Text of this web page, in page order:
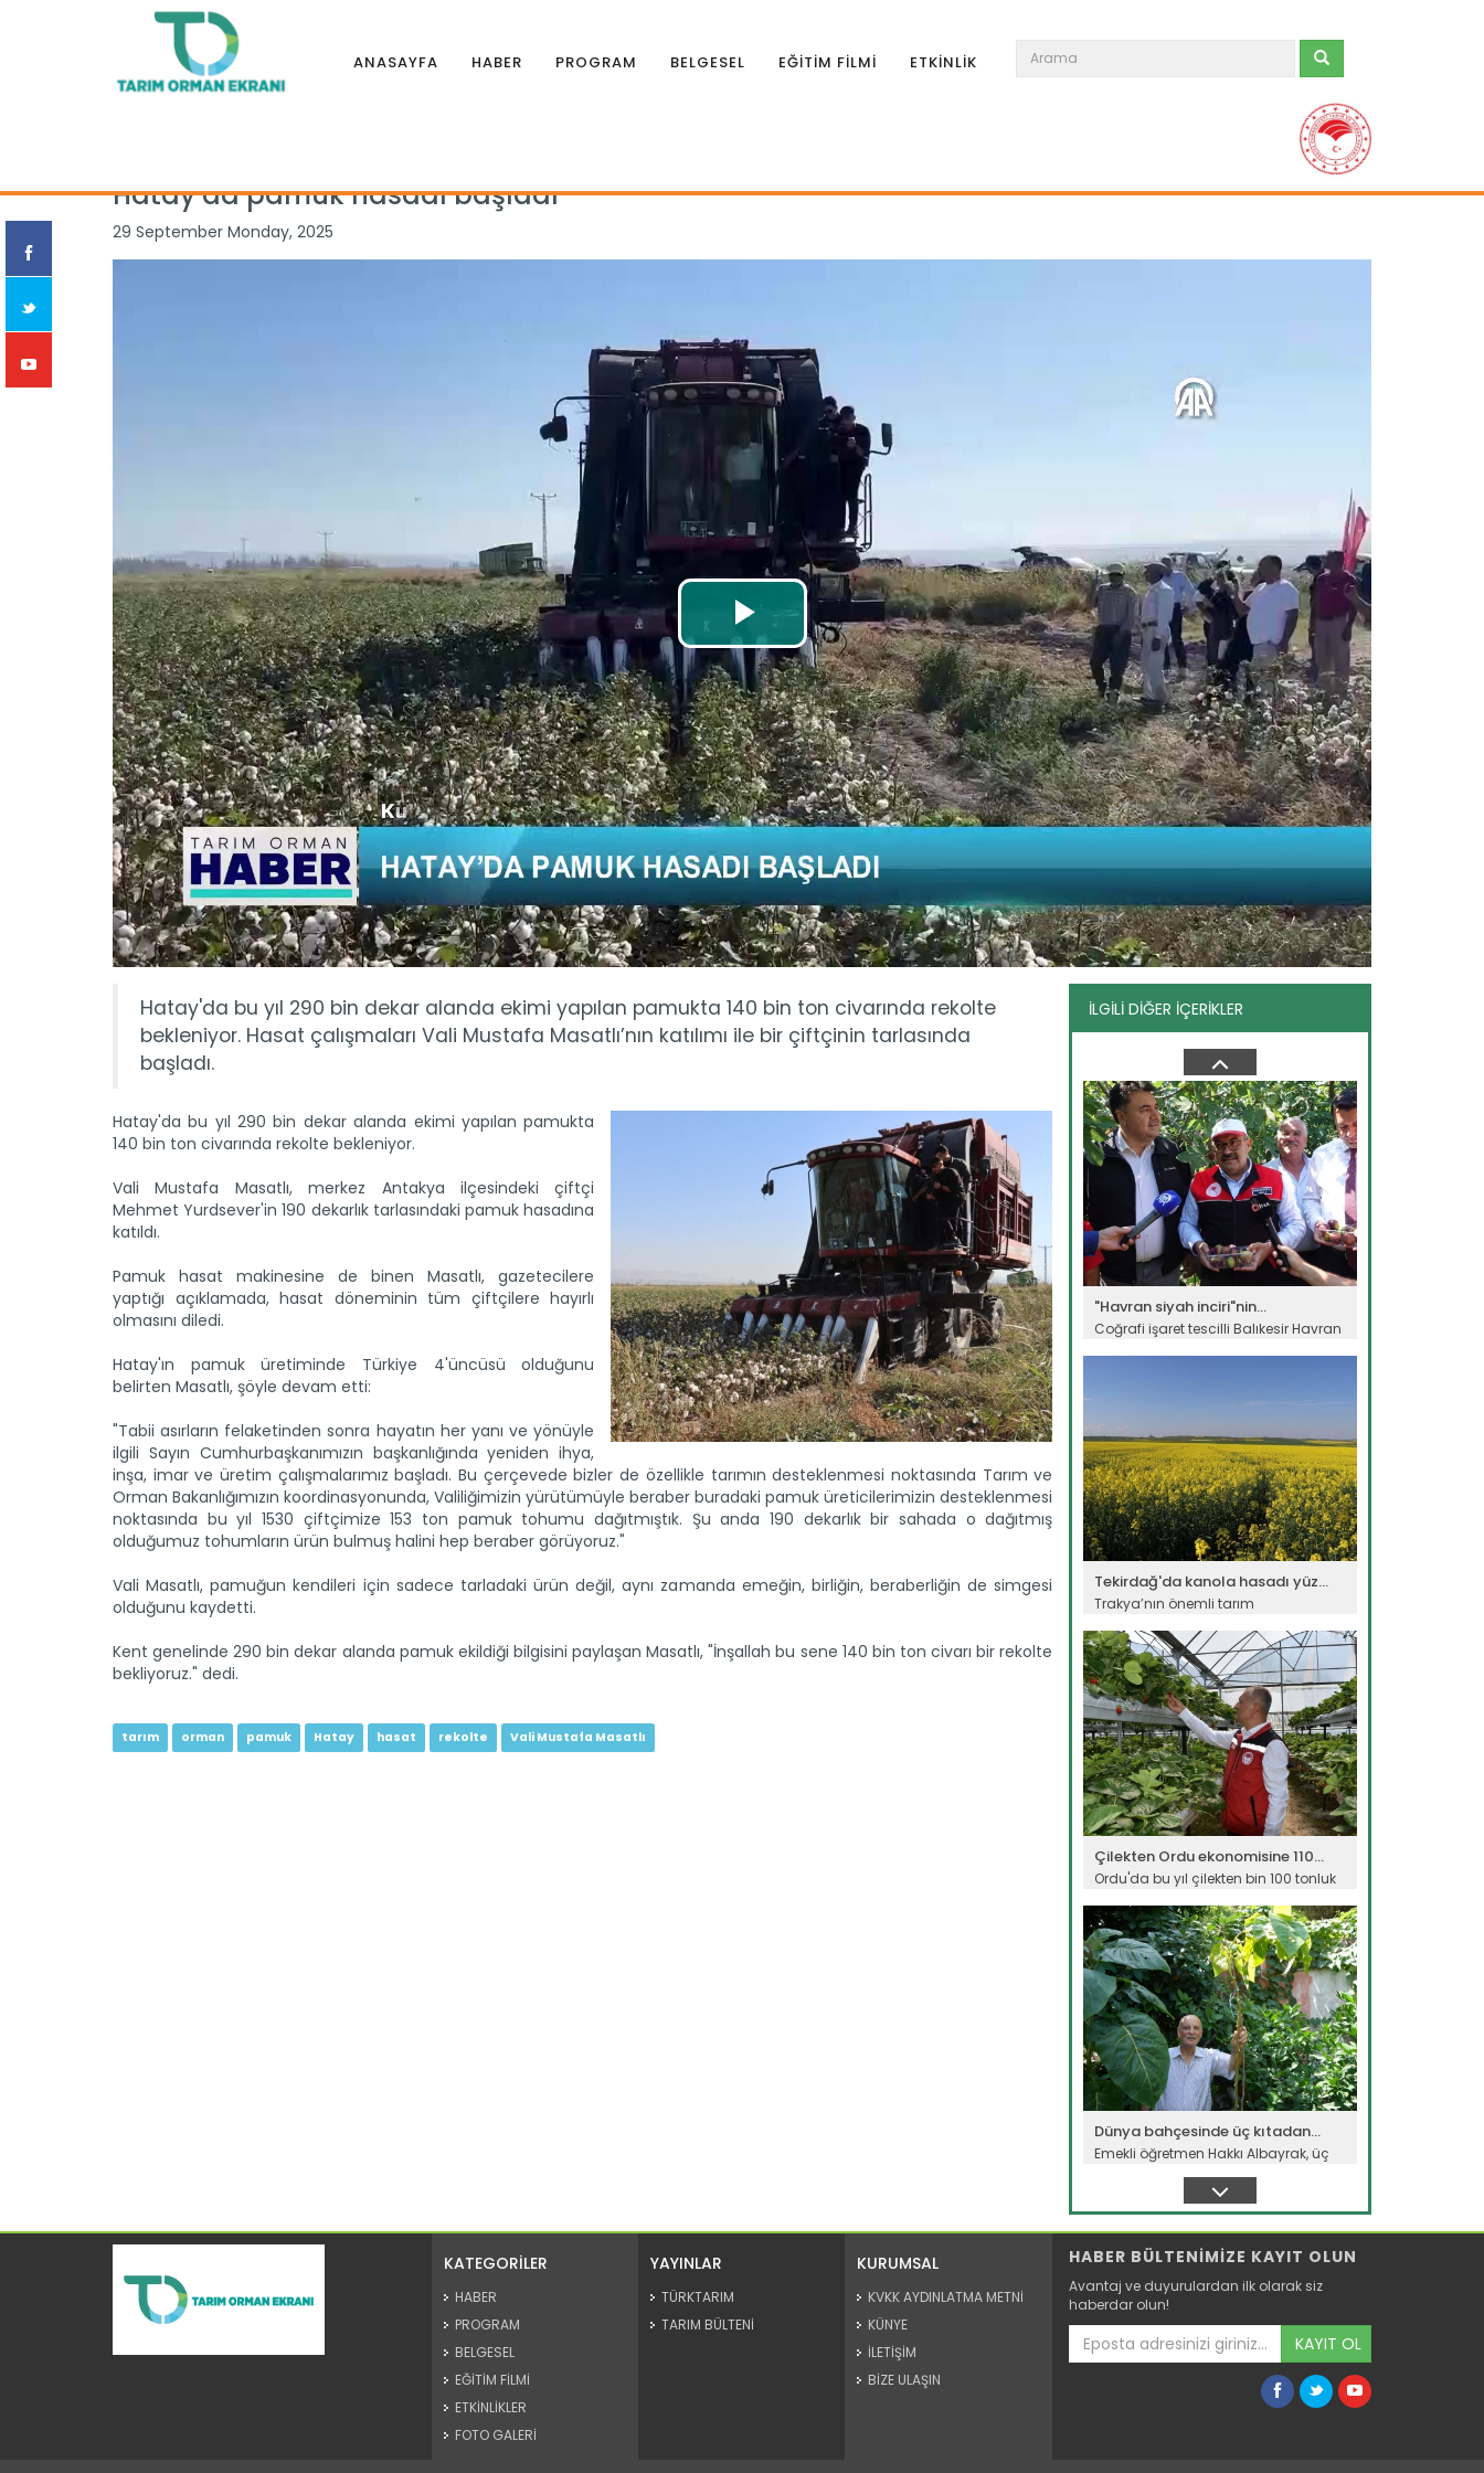
ANASAYFA HABER PROGRAM BELGESEL EĞİTİM FİLMİ ETKİNLİK
Hatay’da pamuk hasadı başladı
29 September Monday, 2025
Hatay'da bu yıl 290 bin dekar alanda ekimi yapılan pamukta 140 bin ton civarında rekolte
bekleniyor. Hasat çalışmaları Vali Mustafa Masatlı’nın katılımı ile bir çiftçinin tarlasında
başladı.
Hatay'da bu yıl 290 bin dekar alanda ekimi yapılan pamukta
140 bin ton civarında rekolte bekleniyor.
Vali Mustafa Masatlı, merkez Antakya ilçesindeki çiftçi
Mehmet Yurdsever'in 190 dekarlık tarlasındaki pamuk hasadına
katıldı.
Pamuk hasat makinesine de binen Masatlı, gazetecilere
yaptığı açıklamada, hasat döneminin tüm çiftçilere hayırlı
olmasını diledi.
Hatay'ın pamuk üretiminde Türkiye 4'üncüsü olduğunu
belirten Masatlı, şöyle devam etti:
"Tabii asırların felaketinden sonra hayatın her yanı ve yönüyle
ilgili Sayın Cumhurbaşkanımızın başkanlığında yeniden ihya,
inşa, imar ve üretim çalışmalarımız başladı. Bu çerçevede bizler de özellikle tarımın desteklenmesi noktasında Tarım ve
Orman Bakanlığımızın koordinasyonunda, Valiliğimizin yürütümüyle beraber buradaki pamuk üreticilerimizin desteklenmesi
noktasında bu yıl 1530 çiftçimize 153 ton pamuk tohumu dağıtmıştık. Şu anda 190 dekarlık bir sahada o dağıtmış
olduğumuz tohumların ürün bulmuş halini hep beraber görüyoruz."
Vali Masatlı, pamuğun kendileri için sadece tarladaki ürün değil, aynı zamanda emeğin, birliğin, beraberliğin de simgesi
olduğunu kaydetti.
Kent genelinde 290 bin dekar alanda pamuk ekildiği bilgisini paylaşan Masatlı, "İnşallah bu sene 140 bin ton civarı bir rekolte
bekliyoruz." dedi.
tarım orman pamuk Hatay hasat rekolte Vali Mustafa Masatlı
İLGİLİ DİĞER İÇERİKLER
Devamını Oku ->
Taşköprü sarımsağı...
Taşköprü Belediyesince bu yıl 36'ncısı
düzenlenen Uluslararası...
Devamını Oku ->
Kadın çiftçi istihdama katkı...
Konya’nın Güneysınır ilçesinde
yaşayan 2 çocuk annesi 41...
Devamını Oku ->
"Havran siyah inciri"nin...
Coğrafi işaret tescilli Balıkesir Havran
Tekirdağ'da kanola hasadı yüz...
Trakya’nın önemli tarım
Devamını Oku ->
Çilekten Ordu ekonomisine 110...
Ordu'da bu yıl çilekten bin 100 tonluk
Devamını Oku ->
Dünya bahçesinde üç kıtadan...
Emekli öğretmen Hakkı Albayrak, üç
Süphan Dağı eteklerinde buğday...
KATEGORİLER
HABER
PROGRAM
BELGESEL
EĞİTİM FİLMİ
ETKİNLİKLER
FOTO GALERİ
YAYINLAR
TÜRKTARIM
TARIM BÜLTENİ
KURUMSAL
KVKK AYDINLATMA METNİ
KÜNYE
İLETİŞİM
BİZE ULAŞIN
HABER BÜLTENİMİZE KAYIT OLUN
Avantaj ve duyurulardan ilk olarak siz
haberdar olun!
KAYIT OL